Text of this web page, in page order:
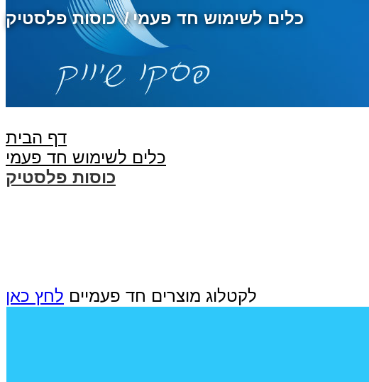
כלים לשימוש חד פעמי כוסות פלסטיק
דף הבית
כלים לשימוש חד פעמי
כוסות פלסטיק
לקטלוג מוצרים חד פעמיים לחץ כאן